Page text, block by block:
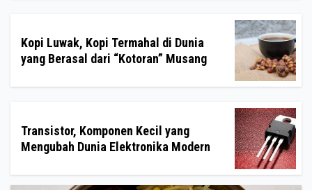
Kopi Luwak, Kopi Termahal di Dunia
yang Berasal dari “Kotoran” Musang
Transistor, Komponen Kecil yang
Mengubah Dunia Elektronika Modern